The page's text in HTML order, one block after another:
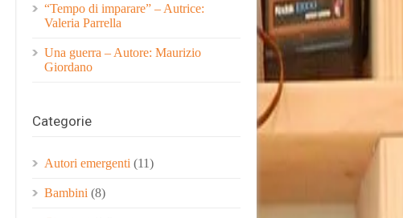
“Tempo di imparare” – Autrice:
Valeria Parrella
Una guerra – Autore: Maurizio
Giordano
Categorie
Autori emergenti (11)
Bambini (8)